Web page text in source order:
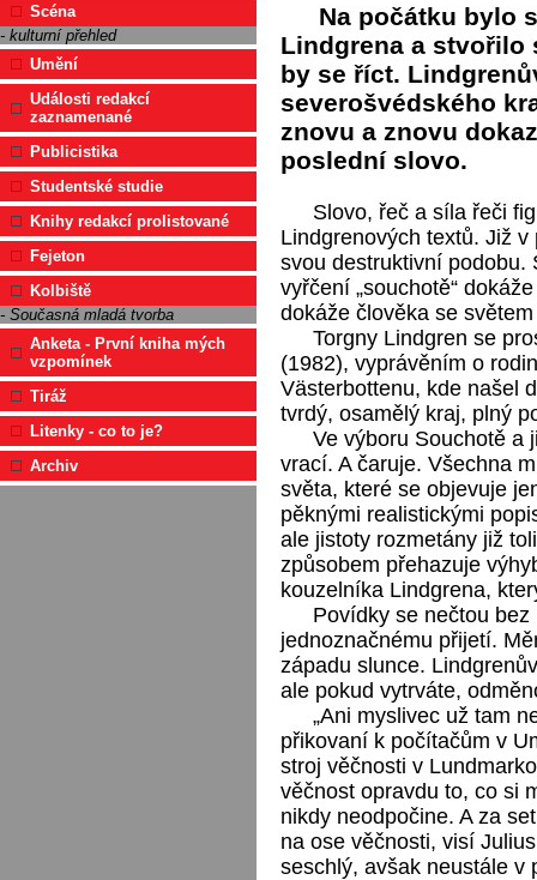
Scéna
- kulturní přehled
Umění
Události redakcí
zaznamenané
Publicistika
Studentské studie
Knihy redakcí prolistované
Fejeton
Kolbiště
- Současná mladá tvorba
Anketa - První kniha mých
vzpomínek
Tiráž
Litenky - co to je?
Archiv
Na počátku bylo
Lindgrena a stvořilo
by se říct.
severošvédského
znovu a znovu
poslední slovo.
Slovo, řeč a síla řeči
Lindgrenových textů. Již
svou destruktivní podobu.
vyřčení „souchotě“
dokáže člověka se
Torgny Lindgren se
(1982), vyprávěním o
Västerbottenu, kde našel
tvrdý, osamělý kraj, plný
Ve výboru Souchotě a
vrací. A čaruje. Všechna
světa, které se objevuje
pěknými realistickými
ale jistoty rozmetány již
způsobem přehazuje
kouzelníka Lindgrena,
Povídky se nečtou
jednoznačnému přijetí.
západu slunce.
ale pokud vytrváte,
„Ani myslivec už tam
přikovaní k počítačům v
stroj věčnosti v
věčnost opravdu to, co si
nikdy neodpočine. A za
na ose věčnosti, visí
seschlý, avšak neustále v